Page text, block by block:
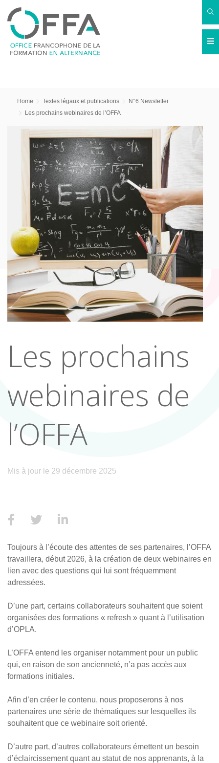
Home Textes légaux et publications
N°6 Newsletter
Les prochains webinaires de l’OFFA
Les prochains
webinaires de
l’OFFA
Mis à jour le 29 décembre 2025
Toujours à l’écoute des attentes de ses partenaires, l’OFFA
travaillera, début 2026, à la création de deux webinaires en
lien avec des questions qui lui sont fréquemment
adressées.
D’une part, certains collaborateurs souhaitent que soient
organisées des formations « refresh » quant à l’utilisation
d’OPLA.
L’OFFA entend les organiser notamment pour un public
qui, en raison de son ancienneté, n’a pas accès aux
formations initiales.
Afin d’en créer le contenu, nous proposerons à nos
partenaires une série de thématiques sur lesquelles ils
souhaitent que ce webinaire soit orienté.
D’autre part, d’autres collaborateurs émettent un besoin
d’éclaircissement quant au statut de nos apprenants, à la